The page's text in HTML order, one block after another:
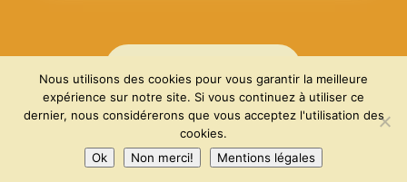
© 2024 The Research Team – Design & Conception :
Jean-Luc Carels &WebMorimont
Nous utilisons des cookies pour vous garantir la meilleure
expérience sur notre site. Si vous continuez à utiliser ce
dernier, nous considérerons que vous acceptez l'utilisation des
cookies.
Ok
Non merci! Mentions légales